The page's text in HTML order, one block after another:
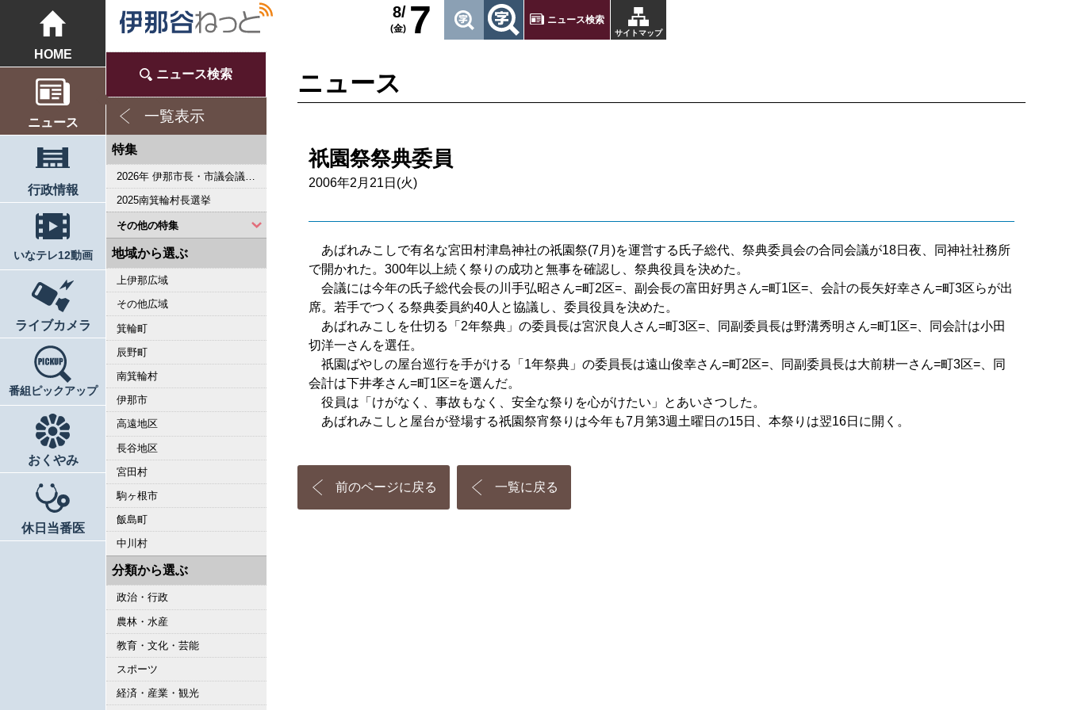
サイトマップ
ニュース検索
7
8/
(金)
HOME
ニュース
行政情報
いなテレ12動画
ライブカメラ
番組ピックアップ
おくやみ
休日当番医
ニュース検索
一覧表示
特集
2026年 伊那市長・市議会議員選挙
2025南箕輪村長選挙
その他の特集
2023県議会議員選挙
2022箕輪町長選挙
2019県議会議員選挙
2018伊那市長選・市議選
桜シリーズ2018
桜シリーズ2017
2015県議会議員選挙
2014箕輪町長選挙
2014伊那市長選・市議選
桜シリーズ2014
カメラリポート
上伊那 医師不足問題
新ごみ中間処理施設
伊那市長・市議選
朝の学舎
記者室
伊那谷1年365人
輝く経営者～その後
花ロマン
伝承 上伊那の50年
駒ヶ根市長選挙
2007年 県議会議員選挙
権兵衛トンネル開通1周年
豪雨被害
新伊那市誕生へ
伊那谷 耐震強度偽装問題
2005年衆院選
その他
地域から選ぶ
上伊那広域
その他広域
箕輪町
辰野町
南箕輪村
伊那市
高遠地区
長谷地区
宮田村
駒ヶ根市
飯島町
中川村
分類から選ぶ
政治・行政
農林・水産
教育・文化・芸能
スポーツ
経済・産業・観光
ニュース
祇園祭祭典委員
2006年2月21日(火)
あばれみこしで有名な宮田村津島神社の祇園祭(7月)を運営する氏子総代、祭典委員会の合同会議が18日夜、同神社社務所
で開かれた。300年以上続く祭りの成功と無事を確認し、祭典役員を決めた。
会議には今年の氏子総代会長の川手弘昭さん=町2区=、副会長の富田好男さん=町1区=、会計の長矢好幸さん=町3区らが出
席。若手でつくる祭典委員約40人と協議し、委員役員を決めた。
あばれみこしを仕切る「2年祭典」の委員長は宮沢良人さん=町3区=、同副委員長は野溝秀明さん=町1区=、同会計は小田
切洋一さんを選任。
祇園ばやしの屋台巡行を手がける「1年祭典」の委員長は遠山俊幸さん=町2区=、同副委員長は大前耕一さん=町3区=、同
会計は下井孝さん=町1区=を選んだ。
役員は「けがなく、事故もなく、安全な祭りを心がけたい」とあいさつした。
あばれみこしと屋台が登場する祇園祭宵祭りは今年も7月第3週土曜日の15日、本祭りは翌16日に開く。
前のページに戻る 一覧に戻る